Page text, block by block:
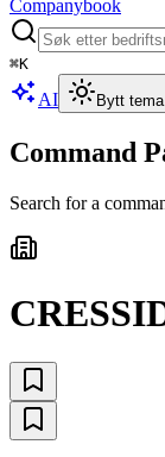
Companybook
⌘K
AI Bytt tema
Command
Search for a